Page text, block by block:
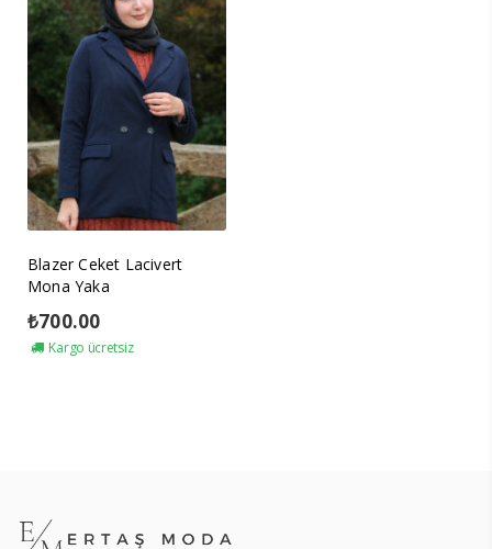
Blazer Ceket Lacivert
Mona Yaka
₺700.00
Kargo ücretsiz